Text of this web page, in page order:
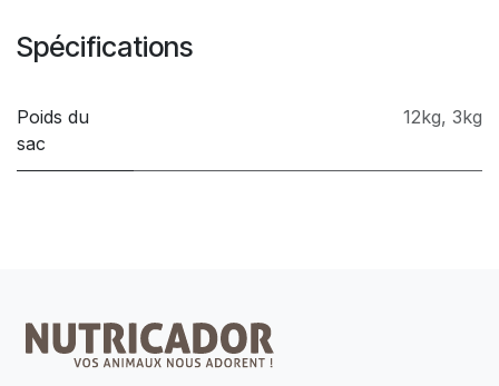
Spécifications
Poids du
sac
12kg, 3kg